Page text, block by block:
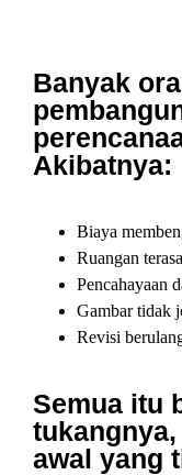
Banyak
Akibatnya:
Biaya
Ruangan
Pencahayaan
Gambar tidak
Revisi
Semua itu
tukangnya
awal yang